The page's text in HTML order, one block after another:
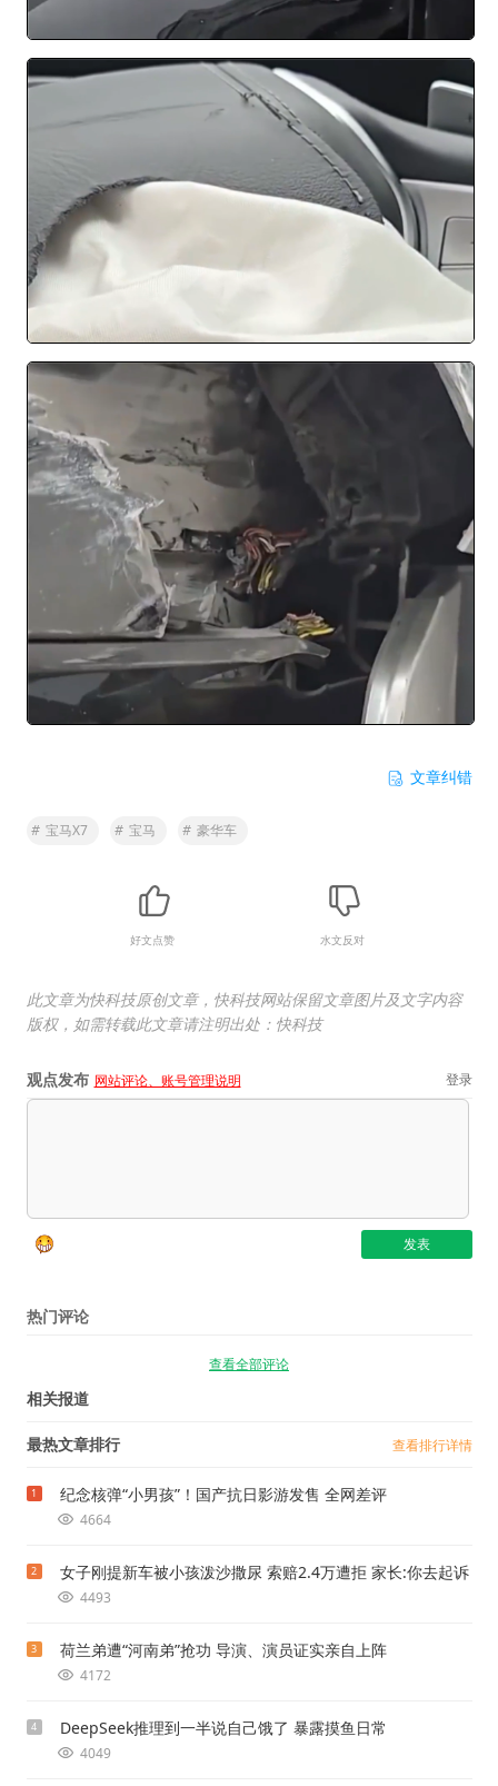
文章纠错
# 宝马X7 # 宝马 # 豪华车
好文点赞 水文反对
此文章为快科技原创文章，快科技网站保留文章图片及文字内容
版权，如需转载此文章请注明出处：快科技
观点发布 网站评论、账号管理说明 登录
热门评论
查看全部评论
相关报道
最热文章排行 查看排行详情
1 纪念核弹“小男孩”！国产抗日影游发售 全网差评
4664
2 女子刚提新车被小孩泼沙撒尿 索赔2.4万遭拒 家长:你去起诉
4493
3 荷兰弟遭“河南弟”抢功 导演、演员证实亲自上阵
4172
4 DeepSeek推理到一半说自己饿了 暴露摸鱼日常
4049